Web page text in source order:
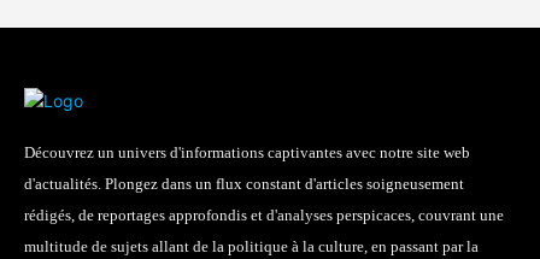
Découvrez un univers d'informations captivantes avec notre site web
d'actualités. Plongez dans un flux constant d'articles soigneusement
rédigés, de reportages approfondis et d'analyses perspicaces, couvrant une
multitude de sujets allant de la politique à la culture, en passant par la